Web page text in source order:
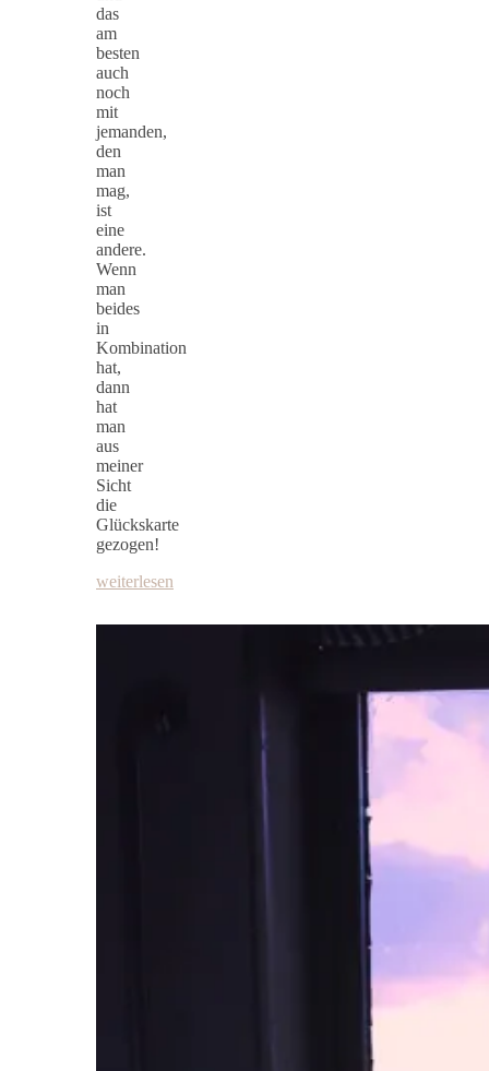
das
am
besten
auch
noch
mit
jemanden,
den
man
mag,
ist
eine
andere.
Wenn
man
beides
in
Kombination
hat,
dann
hat
man
aus
meiner
Sicht
die
Glückskarte
gezogen!
weiterlesen